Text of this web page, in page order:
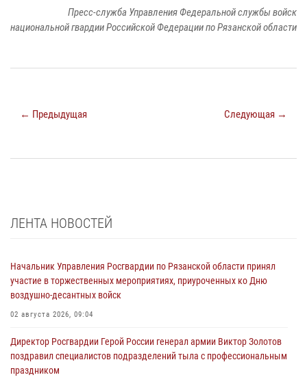
Пресс-служба Управления Федеральной службы войск
национальной гвардии Российской Федерации по Рязанской области
← Предыдущая Следующая →
ЛЕНТА НОВОСТЕЙ
Начальник Управления Росгвардии по Рязанской области принял
участие в торжественных мероприятиях, приуроченных ко Дню
воздушно-десантных войск
02 августа 2026, 09:04
Директор Росгвардии Герой России генерал армии Виктор Золотов
поздравил специалистов подразделений тыла с профессиональным
праздником